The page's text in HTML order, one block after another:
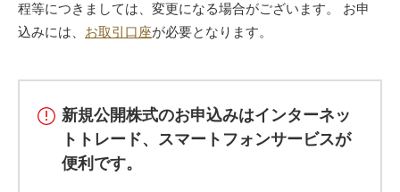
程等につきましては、変更になる場合がございます。 お申
込みには、 お取引口座が必要となります。
新規公開株式のお申込みはインターネッ
トトレード、スマートフォンサービスが
便利です。